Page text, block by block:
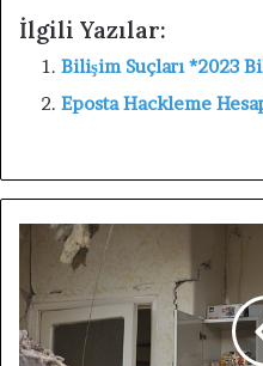
İlgili Yazılar:
Bilişim Suçları *2023
Eposta Hackleme